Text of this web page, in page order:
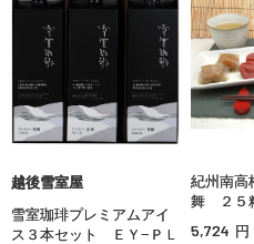
越後雪室屋
雪室珈琲プレミアムアイ
ス３本セット ＥＹ−ＰＬ
紀州南
舞 ２５
5,724 円